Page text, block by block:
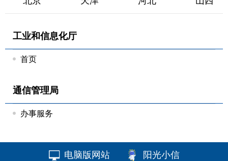
工业和信息化厅
首页
通信管理局
办事服务
电脑版网站 阳光小信